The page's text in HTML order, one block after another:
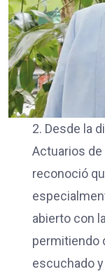
2. Desde la
Actuarios de
reconoció
abierto con
permitiendo
escuchado